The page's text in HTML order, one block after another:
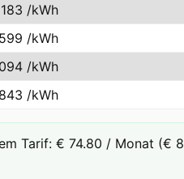
/kWh
/kWh
/kWh
/kWh
Tarif: € 74.80 / Monat (€